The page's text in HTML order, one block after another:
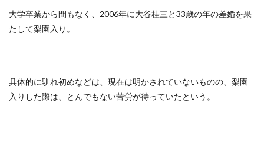
大学卒業から間もなく、2006年に大谷桂三と33歳の年の差婚を果
たして梨園入り。
具体的に馴れ初めなどは、現在は明かされていないものの、梨園
入りした際は、とんでもない苦労が待っていたという。